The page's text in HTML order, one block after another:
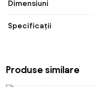
Dimensiuni
Specificații
Produse similare